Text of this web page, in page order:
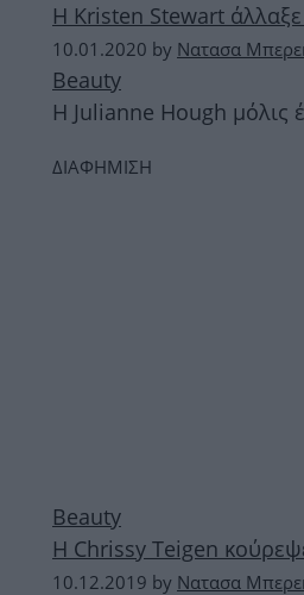
Η Kristen Stewart
10.01.2020 by Νατασα
Beauty
Η Julianne Hough μόλις
ΔΙΑΦΗΜΙΣΗ
Beauty
Η Chrissy Teigen
10.12.2019 by Νατασα